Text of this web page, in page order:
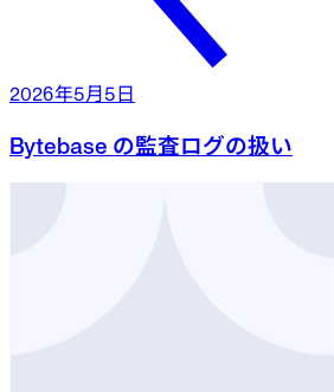
2026年5月5日
Bytebase の監査ログの扱い